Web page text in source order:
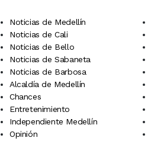
Noticias de Medellín
Noticias de Cali
Noticias de Bello
Noticias de Sabaneta
Noticias de Barbosa
Alcaldía de Medellín
Chances
Entretenimiento
Independiente Medellín
Opinión